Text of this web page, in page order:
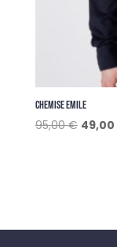
CHEMISE EMILE
95,00€ Le
49,00